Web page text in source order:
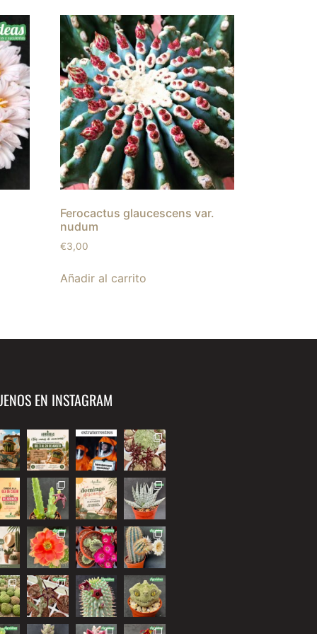
Ferocactus glaucescens var.
nudum
€3,00
Añadir al carrito
EN INSTAGRAM